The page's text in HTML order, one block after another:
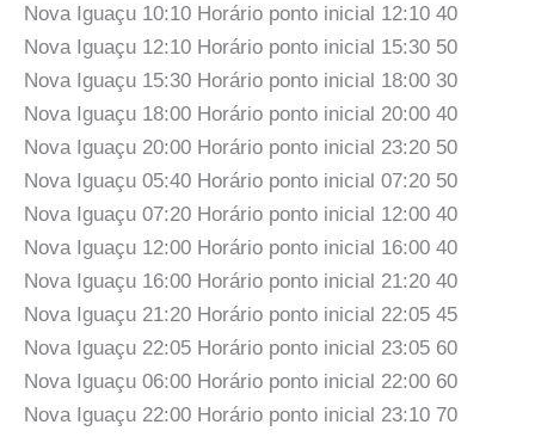
Nova Iguaçu 10:10 Horário ponto inicial 12:10 40
Nova Iguaçu 12:10 Horário ponto inicial 15:30 50
Nova Iguaçu 15:30 Horário ponto inicial 18:00 30
Nova Iguaçu 18:00 Horário ponto inicial 20:00 40
Nova Iguaçu 20:00 Horário ponto inicial 23:20 50
Nova Iguaçu 05:40 Horário ponto inicial 07:20 50
Nova Iguaçu 07:20 Horário ponto inicial 12:00 40
Nova Iguaçu 12:00 Horário ponto inicial 16:00 40
Nova Iguaçu 16:00 Horário ponto inicial 21:20 40
Nova Iguaçu 21:20 Horário ponto inicial 22:05 45
Nova Iguaçu 22:05 Horário ponto inicial 23:05 60
Nova Iguaçu 06:00 Horário ponto inicial 22:00 60
Nova Iguaçu 22:00 Horário ponto inicial 23:10 70